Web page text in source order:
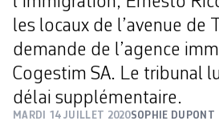
les locaux de l’avenue de
demande de l’agence
Cogestim SA. Le tribunal
délai supplémentaire.
MARDI 14 JUILLET 2020SOPHIE DUPONT